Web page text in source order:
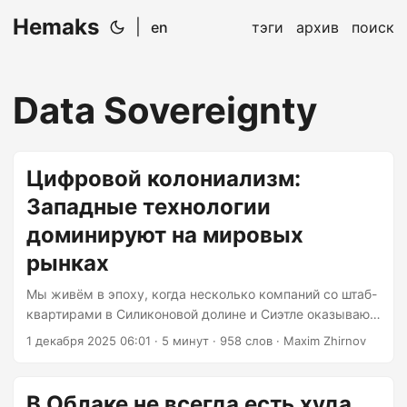
Hemaks en тэги архив поиск
Data Sovereignty
Цифровой колониализм:
Западные технологии
доминируют на мировых
рынках
Мы живём в эпоху, когда несколько компаний со штаб-
квартирами в Силиконовой долине и Сиэтле оказывают
большее влияние на глобальные коммуникацию,
Это систематично. Это преднамеренно. И это
1 декабря 2025 06:01 · 5 минут · 958 слов · Maxim Zhirnov